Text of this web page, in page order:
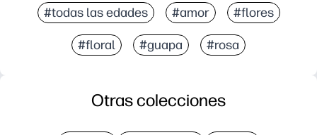
#todas las edades #amor #flores
#floral #guapa #rosa
Otras colecciones